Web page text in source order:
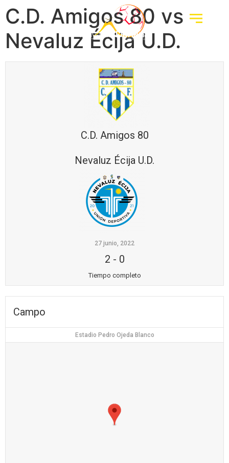
C.D. Amigos 80 vs
Nevaluz Écija U.D.
C.D. Amigos 80
Nevaluz Écija U.D.
27 junio, 2022
2 - 0
Tiempo completo
Campo
Estadio Pedro Ojeda Blanco